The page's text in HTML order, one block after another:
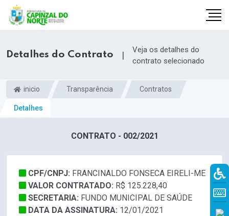
Detalhes do Contrato |
Veja os detalhes do
contrato selecionado
inicio Transparência Contratos
Detalhes
CONTRATO - 002/2021
CPF/CNPJ: FRANCINALDO FONSECA EIRELI-ME
VALOR CONTRATADO: R$ 125.228,40
SECRETARIA: FUNDO MUNICIPAL DE SAÚDE
DATA DA ASSINATURA: 12/01/2021